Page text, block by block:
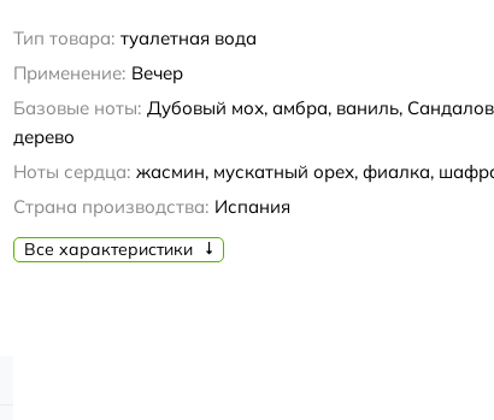
Тип товара: туалетная вода
Применение: Вечер
Базовые ноты: Дубовый мох, амбра, ваниль,
дерево
Ноты сердца: жасмин, мускатный орех, фиалка,
Страна производства: Испания
Все характеристики